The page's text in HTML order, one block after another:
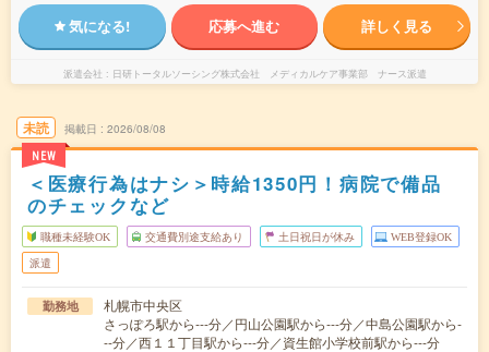
気になる! 応募へ進む 詳しく見る
派遣会社 日研トータルソーシング株式会社 メディカルケア事業部 ナース派遣
未読
NEW
掲載日 2026/08/08
＜医療行為はナシ＞時給1350円！病院で備品
のチェックなど
職種未経験OK 交通費別途支給あり 土日祝日が休み WEB登録OK
派遣
勤務地
札幌市中央区
さっぽろ駅から---分／円山公園駅から---分／中島公園駅から-
--分／西１１丁目駅から---分／資生館小学校前駅から---分